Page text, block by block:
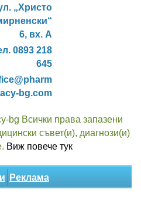
„Христо
6, вх. А
0893 218
645
acy-bg.com
bg Всички права запазени
съвет(и), диагнози(и)
Виж повече тук
Реклама